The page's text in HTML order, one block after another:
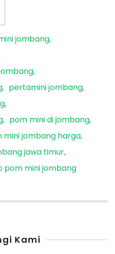
jombang
pertamini jombang
pom mini di jombang
mini jombang harga
jawa timur
pom mini jombang
Kami